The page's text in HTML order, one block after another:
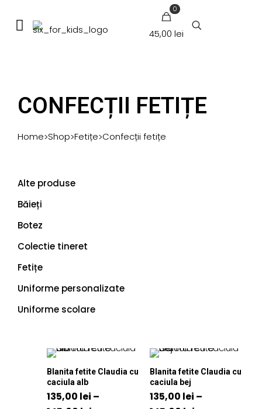
0
45,00 lei
CONFECȚII FETIȚE
Home>Shop>Fetițe>Confecții fetițe
Alte produse
Băieți
Botez
Colectie tineret
Fetițe
Uniforme personalizate
Uniforme scolare
Blanita fetite Claudia cu
caciula alb
135,00 lei –
Blanita fetite Claudia cu
caciula bej
135,00 lei –